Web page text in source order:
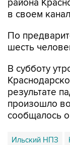
района
в своем
По
шесть
В субботу
результате
произошло
сообщалось
Ильский НПЗ